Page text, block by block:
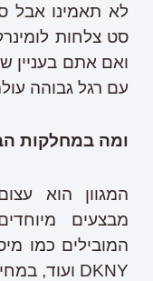
ואם אתם בעניין
עם רגל גבוהה עולה
ומה במחלקות
המגוון הוא
מבצעים
המובילים כמו
DKNY ועוד,